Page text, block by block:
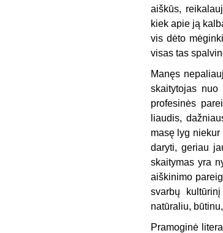
aiškūs,
kiek apie ją
vis dėto
visas tas
Manęs
skaitytojas nuo
profesinės
liaudis,
masę lyg niekur
daryti, geriau
skaitymas yra
aiškinimo
svarbų
natūraliu,
Pramoginė